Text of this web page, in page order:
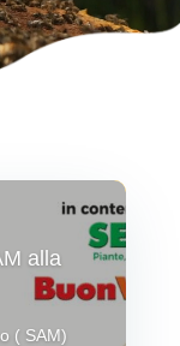
alla
( SAM)